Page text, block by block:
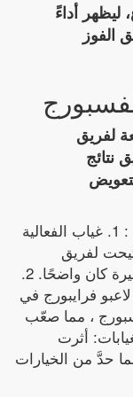
ليظهر أداءً
الفوز
لفريق
نتائج
من أبرز التحديات التي واجهها الفريق : 1. غياب الفعالية
لفريق
فولفسبورج ، إلا أن غياب اللمسة الأخيرة كان واضحًا. 2.
فرايبورج في
، مما صعّب
والغيابات: أثرت
حدَّ من الخيارات